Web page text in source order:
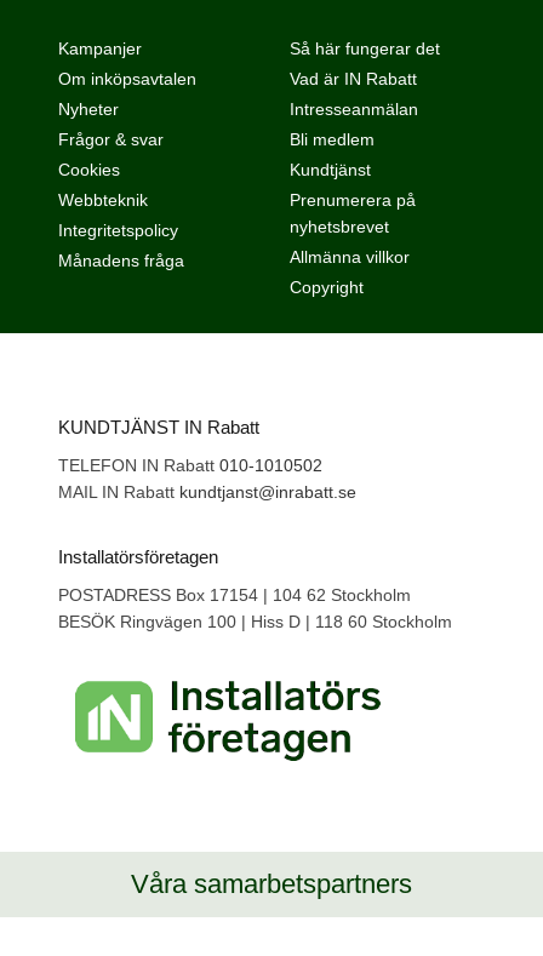
Kampanjer
Om inköpsavtalen
Nyheter
Frågor & svar
Så här fungerar det
Vad är IN Rabatt
Intresseanmälan
Bli medlem
Cookies
Webbteknik
Integritetspolicy
Månadens fråga
Kundtjänst
Prenumerera på
nyhetsbrevet
Allmänna villkor
Copyright
KUNDTJÄNST IN Rabatt
TELEFON IN Rabatt 010-1010502
MAIL IN Rabatt kundtjanst@inrabatt.se
Installatörsföretagen
POSTADRESS Box 17154 | 104 62 Stockholm
BESÖK Ringvägen 100 | Hiss D | 118 60 Stockholm
Våra samarbetspartners